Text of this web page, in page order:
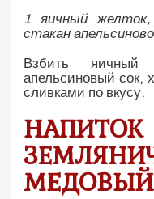
1 яичный
стакан
Взбить яичный
апельсиновый сок,
сливками по вкусу.
НАПИТОК
МЕДОВЫЙ